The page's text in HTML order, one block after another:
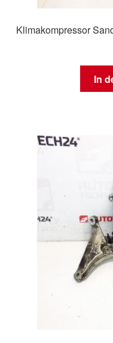
Klimakompressor
In